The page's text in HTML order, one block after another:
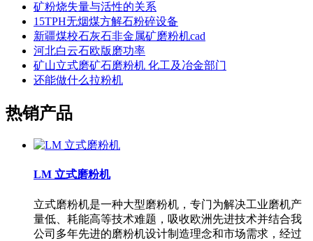
矿粉烧失量与活性的关系
15TPH无烟煤方解石粉碎设备
新疆煤校石灰石非金属矿磨粉机cad
河北白云石欧版磨功率
矿山立式磨矿石磨粉机 化工及冶金部门
还能做什么拉粉机
热销产品
LM 立式磨粉机
立式磨粉机是一种大型磨粉机，专门为解决工业磨机产
量低、耗能高等技术难题，吸收欧洲先进技术并结合我
公司多年先进的磨粉机设计制造理念和市场需求，经过